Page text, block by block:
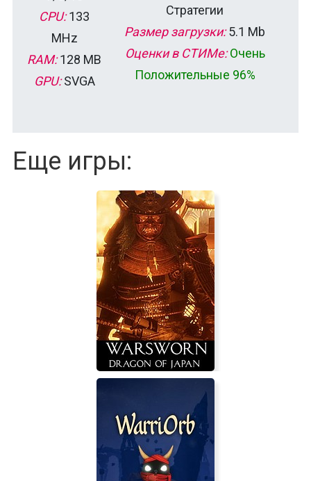
CPU:133
MHz
RAM:128 MB
GPU:SVGA
Стратегии
Размер загрузки:5.1 Mb
Оценки в СТИМе: Очень
Положительные 96%
Еще игры: